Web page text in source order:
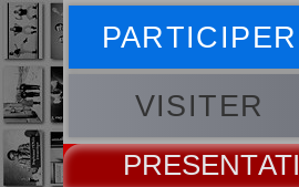
PARTICIPER
VISITER
PRESENT